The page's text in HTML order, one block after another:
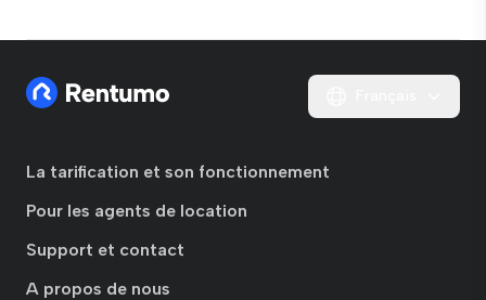
La tarification et son fonctionnement
Pour les agents de location
Support et contact
A propos de nous